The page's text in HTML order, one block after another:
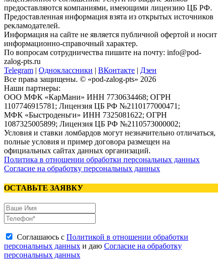
предоставляются компаниями, имеющими лицензию ЦБ РФ.
Предоставленная информация взята из открытых источников
рекламодателей.
Информация на сайте не является публичной офертой и носит
информационно-справочный характер.
По вопросам сотрудничества пишите на почту: info@pod-
zalog-pts.ru
Telegram | Одноклассники | ВКонтакте | Дзен
Все права защищены. © «pod-zalog-pts» 2026
Наши партнеры:
ООО МФК «КарМани» ИНН 7730634468; ОГРН
1107746915781; Лицензия ЦБ РФ №2110177000471;
МФК «Быстроденьги» ИНН 7325081622; ОГРН
1087325005899; Лицензия ЦБ РФ №2110573000002;
Условия и ставки ломбардов могут незначительно отличаться,
полные условия и пример договора размещен на
официальных сайтах данных организаций.
Политика в отношении обработки персональных данных
Согласие на обработку персональных данных
ОСТАВЬТЕ ЗАЯВКУ
Соглашаюсь с Политикой в отношении обработки
персональных данных и даю Согласие на обработку
персональных данных